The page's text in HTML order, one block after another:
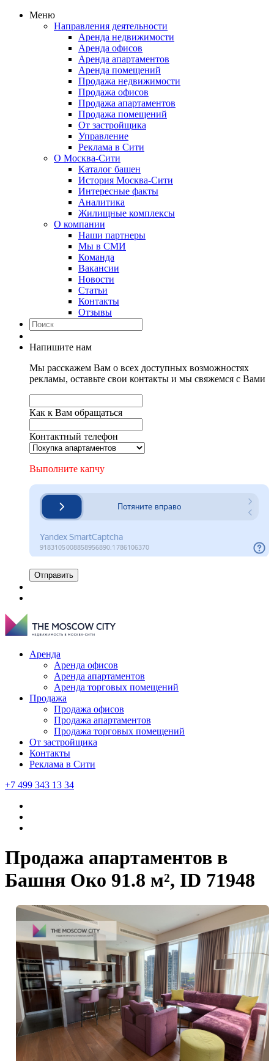
Меню
Направления деятельности
Аренда недвижимости
Аренда офисов
Аренда апартаментов
Аренда помещений
Продажа недвижимости
Продажа офисов
Продажа апартаментов
Продажа помещений
От застройщика
Управление
Реклама в Сити
О Москва-Сити
Каталог башен
История Москва-Сити
Интересные факты
Аналитика
Жилищные комплексы
О компании
Наши партнеры
Мы в СМИ
Команда
Вакансии
Новости
Статьи
Контакты
Отзывы
Напишите нам
Мы расскажем Вам о всех доступных возможностях
рекламы, оставьте свои контакты и мы свяжемся с Вами
Как к Вам обращаться
Контактный телефон
Выполните капчу
Отправить
Аренда
Аренда офисов
Аренда апартаментов
Аренда торговых помещений
Продажа
Продажа офисов
Продажа апартаментов
Продажа торговых помещений
От застройщика
Контакты
Реклама в Сити
+7 499 343 13 34
Продажа апартаментов в
Башня Око 91.8 м², ID 71948